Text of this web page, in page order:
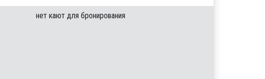
нет кают для бронирования